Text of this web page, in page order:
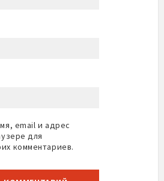
email и адрес
для
комментариев.